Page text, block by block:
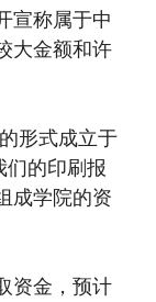
宣称属于中
大金额和许
形式成立于
的印刷报
成学院的资
资金，预计